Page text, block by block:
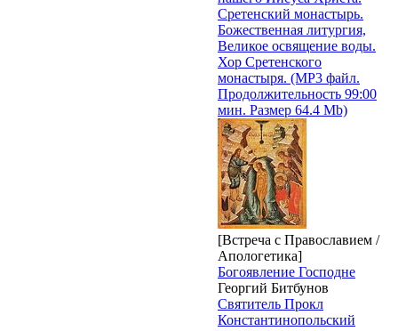
Сретенский монастырь.
Божественная литургия,
Великое освящение воды.
Хор Сретенского
монастыря. (MP3 файл.
Продолжительность 99:00
мин. Размер 64.4 Mb)
[Встреча с Православием /
Апологетика]
Богоявление Господне
Георгий Битбунов
Святитель Прокл
Константинопольский